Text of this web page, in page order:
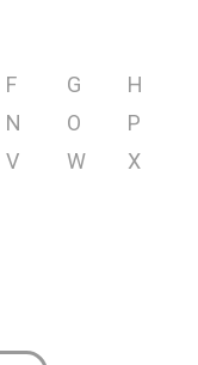
F G
H
N O
P
V W
X